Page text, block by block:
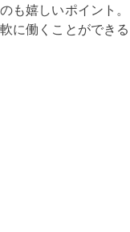
も嬉しいポイント。
に働くことができる